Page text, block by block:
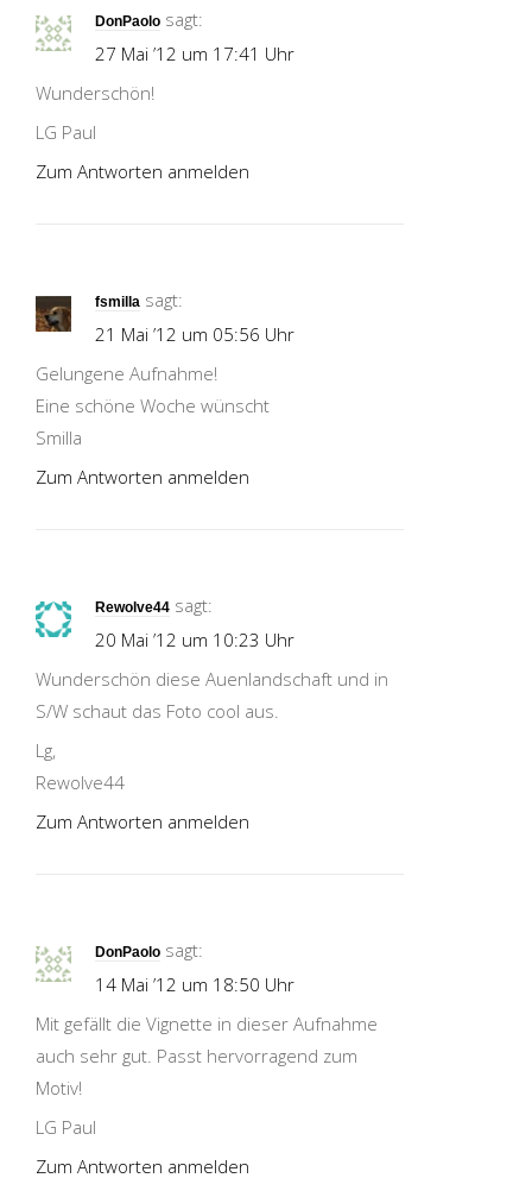
DonPaolo sagt:
27 Mai ’12 um 17:41 Uhr
Wunderschön!
LG Paul
Zum Antworten anmelden
fsmilla sagt:
21 Mai ’12 um 05:56 Uhr
Gelungene Aufnahme!
Eine schöne Woche wünscht
Smilla
Zum Antworten anmelden
Rewolve44 sagt:
20 Mai ’12 um 10:23 Uhr
Wunderschön diese Auenlandschaft und in
S/W schaut das Foto cool aus.
Lg,
Rewolve44
Zum Antworten anmelden
DonPaolo sagt:
14 Mai ’12 um 18:50 Uhr
Mit gefällt die Vignette in dieser Aufnahme
auch sehr gut. Passt hervorragend zum
Motiv!
LG Paul
Zum Antworten anmelden